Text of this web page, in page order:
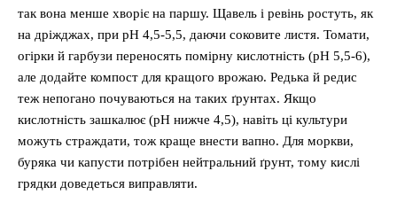
так вона менше хворіє на паршу. Щавель і ревінь ростуть, як
на дріжджах, при pH 4,5-5,5, даючи соковите листя. Томати,
огірки й гарбузи переносять помірну кислотність (pH 5,5-6),
але додайте компост для кращого врожаю. Редька й редис
теж непогано почуваються на таких ґрунтах. Якщо
кислотність зашкалює (pH нижче 4,5), навіть ці культури
можуть страждати, тож краще внести вапно. Для моркви,
буряка чи капусти потрібен нейтральний ґрунт, тому кислі
грядки доведеться виправляти.